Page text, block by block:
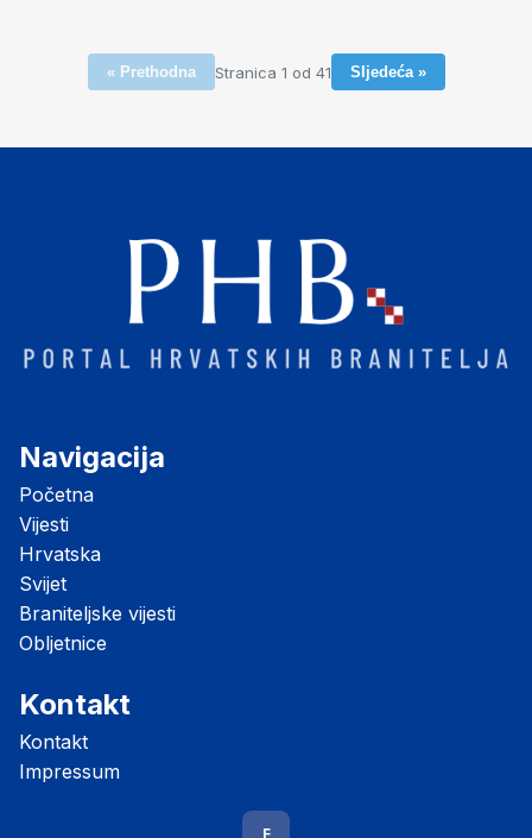
« Prethodna Stranica 1 od 41 Sljedeća »
Navigacija
Početna
Vijesti
Hrvatska
Svijet
Braniteljske vijesti
Obljetnice
Kontakt
Kontakt
Impressum
F